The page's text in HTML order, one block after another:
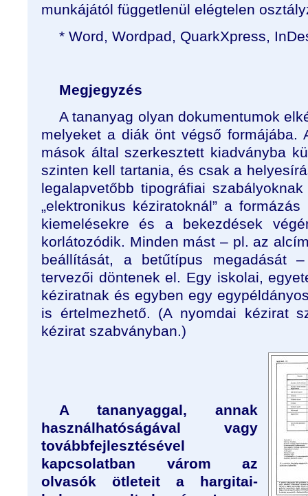
munkájától függetlenül elégtelen
* Word, Wordpad, QuarkXpress,
Megjegyzés
A tananyag olyan dokumentumok
melyeket a diák önt végső formájába.
mások által szerkesztett kiadványba
szinten kell tartania, és csak a
legalapvetőbb tipográfiai
„elektronikus kéziratoknál” a
kiemelésekre és a bekezdések
korlátozódik. Minden mást – pl. az
beállítását, a betűtípus megadását
tervezői döntenek el. Egy iskolai,
kéziratnak és egyben egy
is értelmezhető. (A nyomdai kézirat
kézirat szabványban.)
A tananyaggal, annak
használhatóságával vagy
továbbfejlesztésével
kapcsolatban várom az
olvasók ötleteit a hargitai-